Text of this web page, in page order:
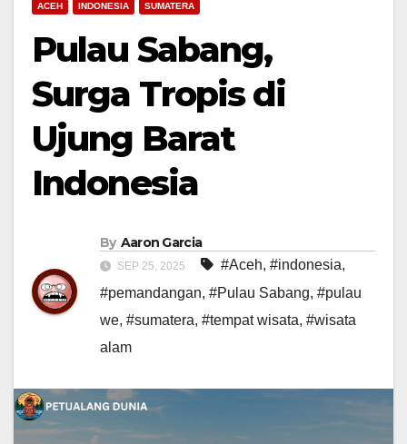
ACEH INDONESIA SUMATERA
Pulau Sabang,
Surga Tropis di
Ujung Barat
Indonesia
By Aaron Garcia
SEP 25, 2025 #Aceh, #indonesia,
#pemandangan, #Pulau Sabang, #pulau
we, #sumatera, #tempat wisata, #wisata
alam